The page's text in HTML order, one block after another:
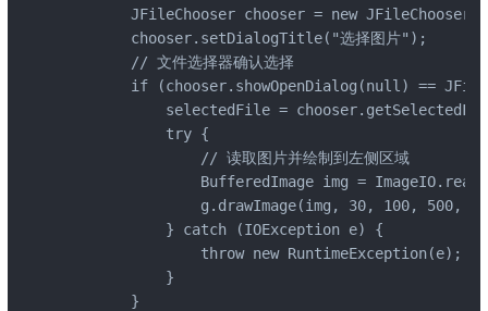
JFileChooser chooser = new
        chooser.setDialogTitle("选择图片");
        // 文件选择器确认选择
if (chooser.showOpenDialog(null) ==
selectedFile =
            try {
                // 读取图片并绘制到左侧区域
BufferedImage img =
g.drawImage(img, 30, 100, 500,
            } catch (IOException e) {
                throw new RuntimeException(e);
            }
        }